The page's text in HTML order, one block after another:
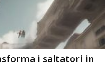
i saltatori in